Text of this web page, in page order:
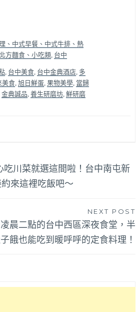
、中式早餐、中式牛排、熱
方麵食、小吃類
台中
, 台中美食, 台中金典酒店, 多
美食, 旭日鮮蛋, 果物美學
當歸
金典誠品 養生研磨坊, 鮮研磨
吃川菜就選這間啦！台中南屯新
來這裡吃飯吧～
NEXT POST
晨二點的台中西區深夜食堂，半
餓也能吃到暖呼呼的定食料理！